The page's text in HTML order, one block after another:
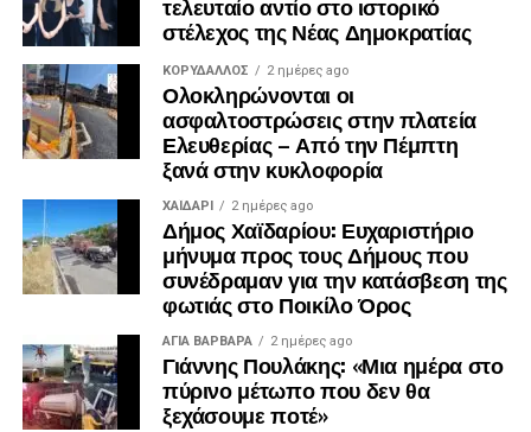
Λίγα λεπτά αργότερα, έφτασε και ο πρώην
πρωθυπουργός, Αντώνης Σαμαράς, ο οποίος αφού
συλλυπήθηκε την οικογένεια, αποχώρησε.
τελευταίο αντίο στο ιστορικό
στέλεχος της Νέας Δημοκρατίας
ΚΟΡΥΔΑΛΛΟΣ 2 ημέρες ago
Ολοκληρώνονται οι
ασφαλτοστρώσεις στην πλατεία
Ελευθερίας – Από την Πέμπτη
ξανά στην κυκλοφορία
ΧΑΪΔΑΡΙ 2 ημέρες ago
Δήμος Χαϊδαρίου: Ευχαριστήριο
μήνυμα προς τους Δήμους που
συνέδραμαν για την κατάσβεση της
φωτιάς στο Ποικίλο Όρος
ΑΓΙΑ ΒΑΡΒΑΡΑ 2 ημέρες ago
Γιάννης Πουλάκης: «Μια ημέρα στο
πύρινο μέτωπο που δεν θα
ξεχάσουμε ποτέ»